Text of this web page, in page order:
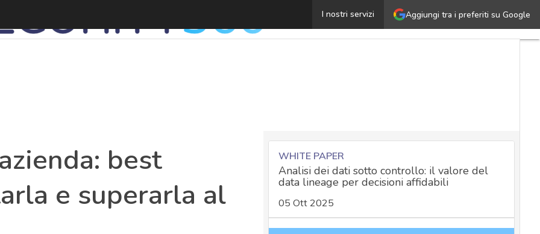
Aggiungi tra i preferiti su Google
I nostri servizi
Crisi cibernetica in azienda: best practice per
best
e superarla al
WHITE PAPER
Analisi dei dati sotto controllo: il valore del
data lineage per decisioni affidabili
05 Ott 2025